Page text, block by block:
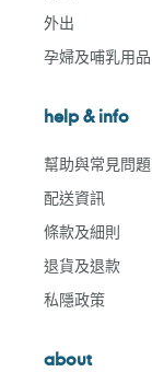
外出
孕婦及哺乳用品
help & info
幫助與常見問題
配送資訊
條款及細則
退貨及退款
私隱政策
about